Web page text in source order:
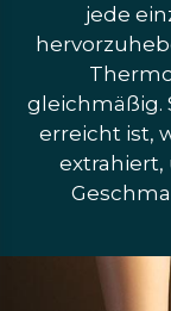
jede
gleichmäßig.
erreicht ist,
extrahiert,